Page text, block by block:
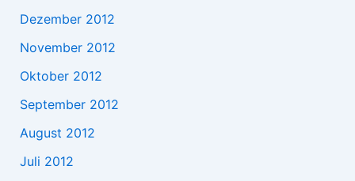
Dezember 2012
November 2012
Oktober 2012
September 2012
August 2012
Juli 2012